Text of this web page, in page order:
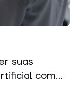
suas
com...